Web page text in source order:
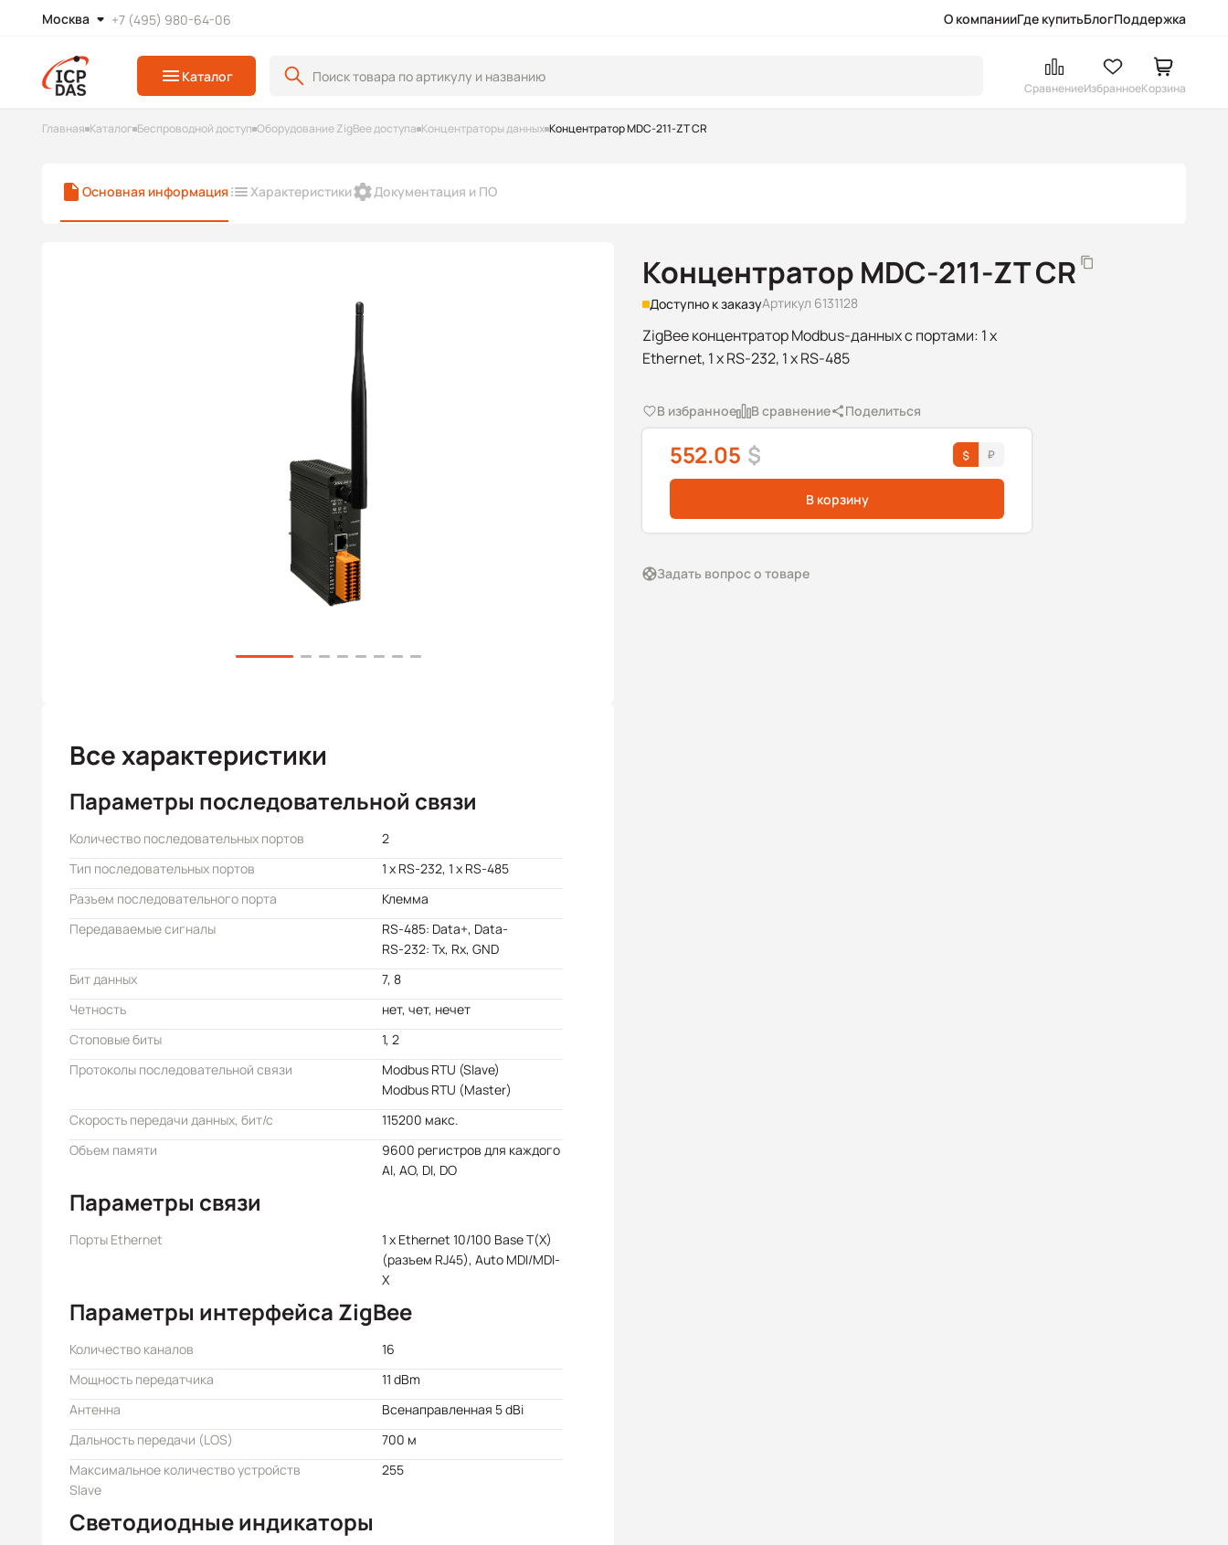
Москва +7 (495) 980-64-06 О компанииГде купитьБлогПоддержка
Каталог
СравнениеИзбранноеКорзина
Главная Каталог Беспроводной доступ Оборудование ZigBee доступа Концентраторы данных Концентратор MDC-211-ZT CR
Основная информация Характеристики Документация и ПО
Концентратор MDC-211-ZT CR
Доступно к заказуАртикул 6131128
ZigBee концентратор Modbus-данных с портами: 1 x
Ethernet, 1 x RS-232, 1 x RS-485
В избранное В сравнение Поделиться
552.05 $
В корзину
Задать вопрос о товаре
Все характеристики
Параметры последовательной связи
Количество последовательных портов
2
Тип последовательных портов
1 x RS-232, 1 x RS-485
Разъем последовательного порта
Клемма
Передаваемые сигналы
RS-485: Data+, Data-
RS-232: Tx, Rx, GND
Бит данных
7, 8
Четность
нет, чет, нечет
Стоповые биты
1, 2
Протоколы последовательной связи
Modbus RTU (Slave)
Modbus RTU (Master)
Скорость передачи данных, бит/с
115200 макс.
Объем памяти
9600 регистров для каждого
AI, AO, DI, DO
Параметры связи
Порты Ethernet
1 x Ethernet 10/100 Base T(X)
(разъем RJ45), Auto MDI/MDI-
X
Параметры интерфейса ZigBee
Количество каналов
16
Мощность передатчика
11 dBm
Антенна
Всенаправленная 5 dBi
Дальность передачи (LOS)
700 м
Максимальное количество устройств
Slave
255
Светодиодные индикаторы